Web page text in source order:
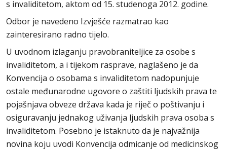
s invaliditetom, aktom od 15. studenoga 2012. godine.
Odbor je navedeno Izvješće razmatrao kao
zainteresirano radno tijelo.
U uvodnom izlaganju pravobraniteljice za osobe s
invaliditetom, a i tijekom rasprave, naglašeno je da
Konvencija o osobama s invaliditetom nadopunjuje
ostale međunarodne ugovore o zaštiti ljudskih prava te
pojašnjava obveze država kada je riječ o poštivanju i
osiguravanju jednakog uživanja ljudskih prava osoba s
invaliditetom. Posebno je istaknuto da je najvažnija
novina koju uvodi Konvencija odmicanje od medicinskog